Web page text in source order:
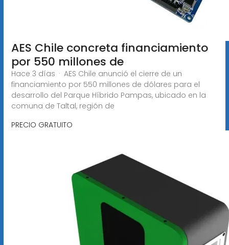
AES Chile concreta financiamiento
por 550 millones de
Hace 3 días · AES Chile anunció el cierre de un
financiamiento por 550 millones de dólares para el
desarrollo del Parque Híbrido Pampas, ubicado en la
comuna de Taltal, región de
PRECIO GRATUITO